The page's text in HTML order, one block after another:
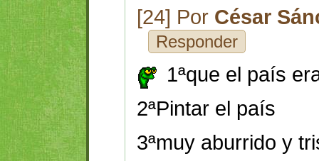
[24] Por César
Responder
1ªque el país
2ªPintar el país
3ªmuy aburrido y